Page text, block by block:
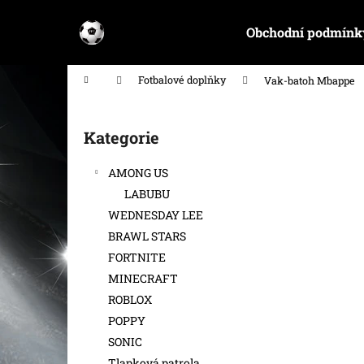
Obchodní
Domů Fotbalové doplňky Vak-batoh Mbappe
n
n
í
p
a
n
Přeskočit
kategorie
Kategorie
AMONG US
LABUBU
WEDNESDAY LEE
BRAWL STARS
FORTNITE
MINECRAFT
ROBLOX
POPPY
SONIC
Zpět
Zpět